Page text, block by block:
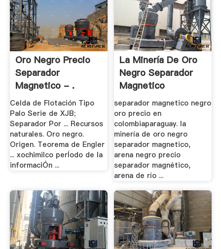
Oro Negro Precio
Separador
Magnetico - .
Celda de Flotación Tipo
Palo Serie de XJB;
Separador Por ... Recursos
naturales. Oro negro.
Origen. Teorema de Engler
... xochimilco perÍodo de la
informaciÓn ...
La Minería De Oro
Negro Separador
Magnetico
separador magnetico negro
oro precio en
colombiaparaguay. la
minería de oro negro
separador magnetico,
arena negro precio
separador magnético,
arena de río ...